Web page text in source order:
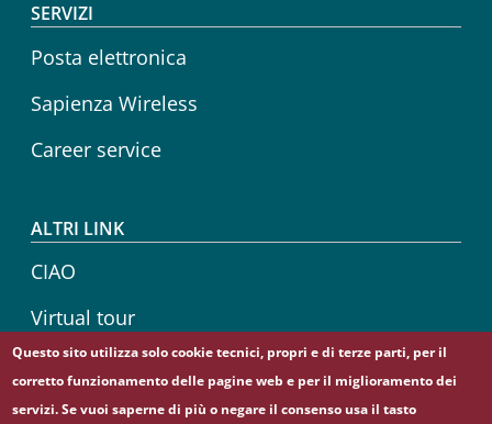
SERVIZI
Posta elettronica
Sapienza Wireless
Career service
ALTRI LINK
CIAO
Virtual tour
Sapienza Store
Questo sito utilizza solo cookie tecnici, propri e di terze parti, per il
corretto funzionamento delle pagine web e per il miglioramento dei
servizi. Se vuoi saperne di più o negare il consenso usa il tasto